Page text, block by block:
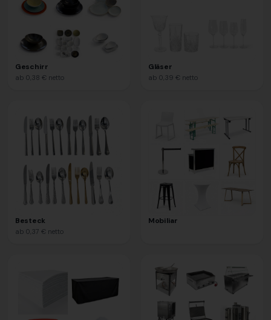
Geschirr
ab 0,38 € netto
Gläser
ab 0,39 € netto
Besteck
ab 0,37 € netto
Mobiliar